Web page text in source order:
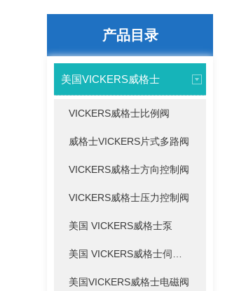
产品目录
美国VICKERS威格士
VICKERS威格士比例阀
威格士VICKERS片式多路阀
VICKERS威格士方向控制阀
VICKERS威格士压力控制阀
美国 VICKERS威格士泵
美国VICKERS威格士电磁阀